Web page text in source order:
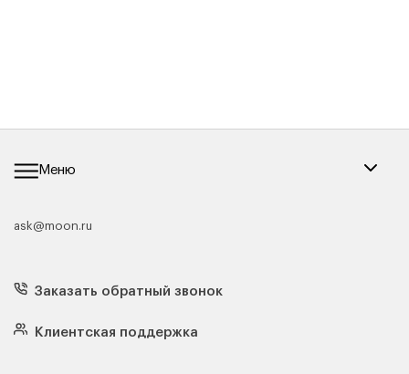
Меню
Каталог мебели
Кресла
Матрасы
Подушки
Чехлы и наматрасники
ask@moon.ru
Заказать обратный звонок
Клиентская поддержка